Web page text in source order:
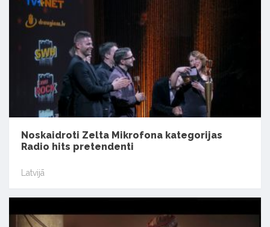
Noskaidroti Zelta Mikrofona kategorijas
Radio hits pretendenti
Latvijā